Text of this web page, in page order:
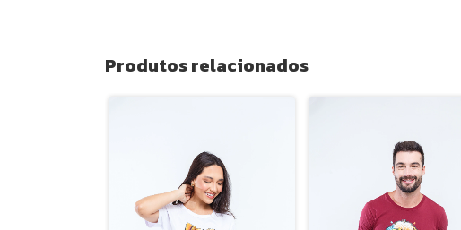
Produtos relacionados